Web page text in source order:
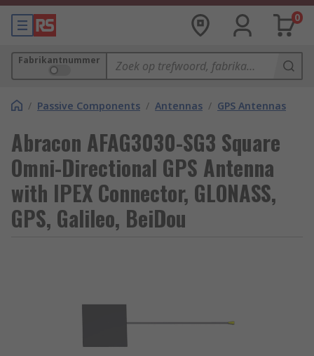
0
Fabrikantnummer
/ Passive Components / Antennas / GPS Antennas
Abracon AFAG3030-SG3 Square
Omni-Directional GPS Antenna
with IPEX Connector, GLONASS,
GPS, Galileo, BeiDou